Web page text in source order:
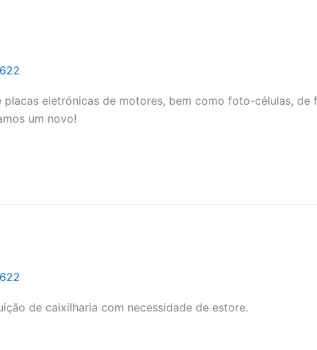
placas eletrónicas de motores, bem como foto-células,
um novo!
de caixilharia com necessidade de estore.